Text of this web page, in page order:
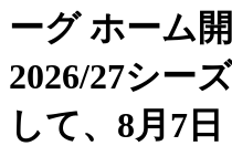
ーグ ホーム
2026/27シー
して、8月7